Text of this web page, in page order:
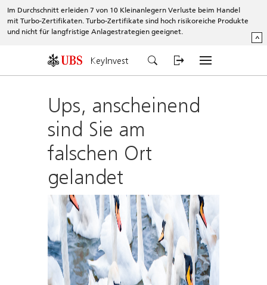
Im Durchschnitt erleiden 7 von 10 Kleinanlegern Verluste beim Handel
mit Turbo-Zertifikaten. Turbo-Zertifikate sind hoch risikoreiche Produkte
und nicht für langfristige Anlagestrategien geeignet.
^
KeyInvest
Ups, anscheinend
sind Sie am
falschen Ort
gelandet